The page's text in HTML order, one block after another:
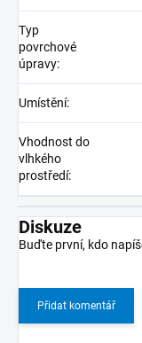
Typ
povrchové
úpravy:
Umístění:
Vhodnost do
vlhkého
prostředí:
Diskuze
Buďte první, kdo
Přidat komentář